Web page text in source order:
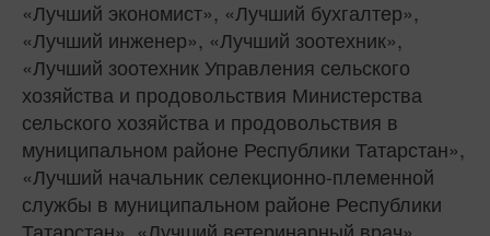
«Лучший экономист», «Лучший бухгалтер»,
«Лучший инженер», «Лучший зоотехник»,
«Лучший зоотехник Управления сельского
хозяйства и продовольствия Министерства
сельского хозяйства и продовольствия в
муниципальном районе Республики Татарстан»,
«Лучший начальник селекционно-племенной
службы в муниципальном районе Республики